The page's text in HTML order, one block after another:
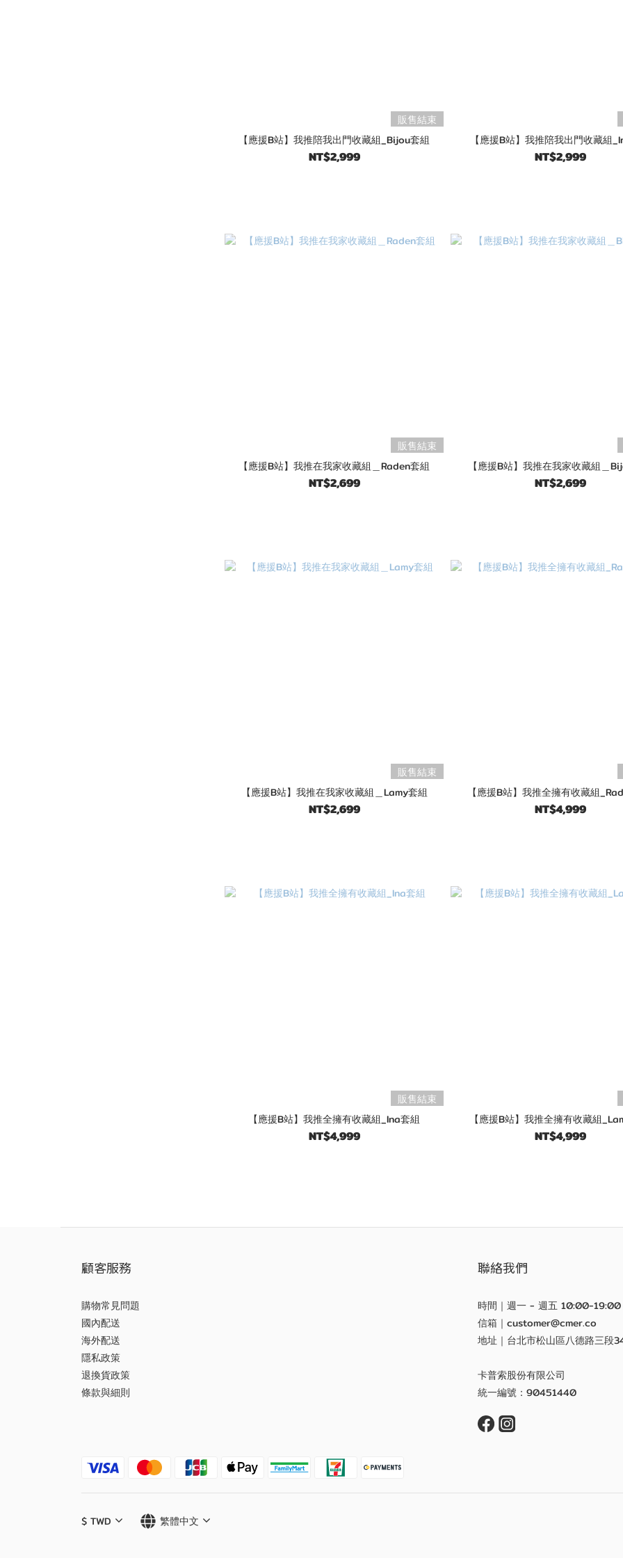
販售結束
【應援B站】我推陪我出門收藏組_Bijou套組
NT$2,999
【應援B站】我推陪我出門收藏組
NT$2,999
販售結束
【應援B站】我推在我家收藏組＿Raden套組
NT$2,699
【應援B站】我推在我家收藏組＿
NT$2,699
販售結束
【應援B站】我推在我家收藏組＿Lamy套組
NT$2,699
【應援B站】我推全擁有收藏組
NT$4,999
販售結束
【應援B站】我推全擁有收藏組_Ina套組
NT$4,999
【應援B站】我推全擁有收藏組
NT$4,999
顧客服務
購物常見問題
國內配送
海外配送
隱私政策
退換貨政策
條款與細則
聯絡我們
時間｜週一 - 週五 10:00-19:00
信箱｜customer@cmer.co
地址｜台北市松山區八德路三段
卡普索股份有限公司
統一編號：90451440
$ TWD 繁體中文